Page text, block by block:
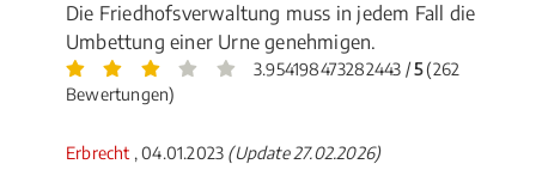
Die Friedhofsverwaltung muss in jedem Fall die
Umbettung einer Urne genehmigen.
3.954198473282443 /5(262
Bewertungen)
Erbrecht , 04.01.2023 (Update 27.02.2026)